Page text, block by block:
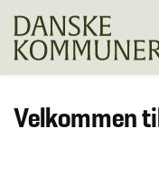
Velkommen